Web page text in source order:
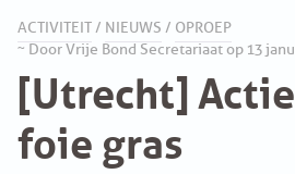
WERKGROEP PROPAGANDA
CAMPAGNES
ANARCHISME – EEN
Update
ACTIVITEIT/ NIEUWS / OPROEP
~ Door Vrije Bond Secretariaat op 13
[Utrecht]
foie gras